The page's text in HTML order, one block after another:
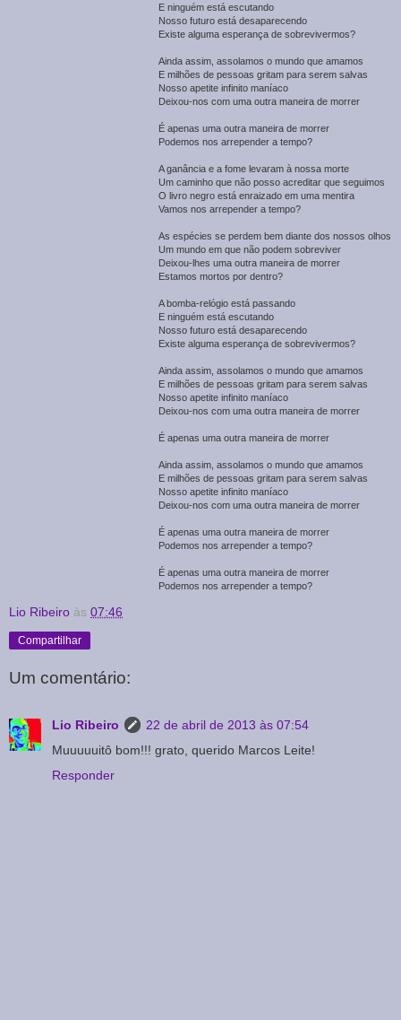
E ninguém está escutando
Nosso futuro está desaparecendo
Existe alguma esperança de sobrevivermos?
Ainda assim, assolamos o mundo que amamos
E milhões de pessoas gritam para serem salvas
Nosso apetite infinito maníaco
Deixou-nos com uma outra maneira de morrer
É apenas uma outra maneira de morrer
Podemos nos arrepender a tempo?
A ganância e a fome levaram à nossa morte
Um caminho que não posso acreditar que seguimos
O livro negro está enraizado em uma mentira
Vamos nos arrepender a tempo?
As espécies se perdem bem diante dos nossos olhos
Um mundo em que não podem sobreviver
Deixou-lhes uma outra maneira de morrer
Estamos mortos por dentro?
A bomba-relógio está passando
E ninguém está escutando
Nosso futuro está desaparecendo
Existe alguma esperança de sobrevivermos?
Ainda assim, assolamos o mundo que amamos
E milhões de pessoas gritam para serem salvas
Nosso apetite infinito maníaco
Deixou-nos com uma outra maneira de morrer
É apenas uma outra maneira de morrer
Ainda assim, assolamos o mundo que amamos
E milhões de pessoas gritam para serem salvas
Nosso apetite infinito maníaco
Deixou-nos com uma outra maneira de morrer
É apenas uma outra maneira de morrer
Podemos nos arrepender a tempo?
É apenas uma outra maneira de morrer
Podemos nos arrepender a tempo?
Lio Ribeiro às 07:46
Compartilhar
Um comentário:
Lio Ribeiro
22 de abril de 2013 às 07:54
Muuuuuitô bom!!! grato, querido Marcos Leite!
Responder